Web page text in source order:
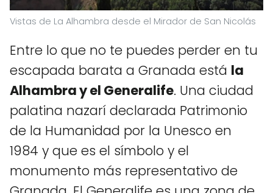
Vistas de La Alhambra desde el Mirador de San Nicolás
Entre lo que no te puedes perder en tu
escapada barata a Granada está la
Alhambra y el Generalife. Una ciudad
palatina nazarí declarada Patrimonio
de la Humanidad por la Unesco en
1984 y que es el símbolo y el
monumento más representativo de